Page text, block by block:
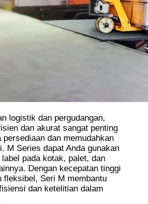
logistik dan pergudangan,
dan akurat sangat penting
persediaan dan memudahkan
M Series dapat Anda gunakan
pada kotak, palet, dan
Dengan kecepatan tinggi
fleksibel, Seri M membantu
dan ketelitian dalam